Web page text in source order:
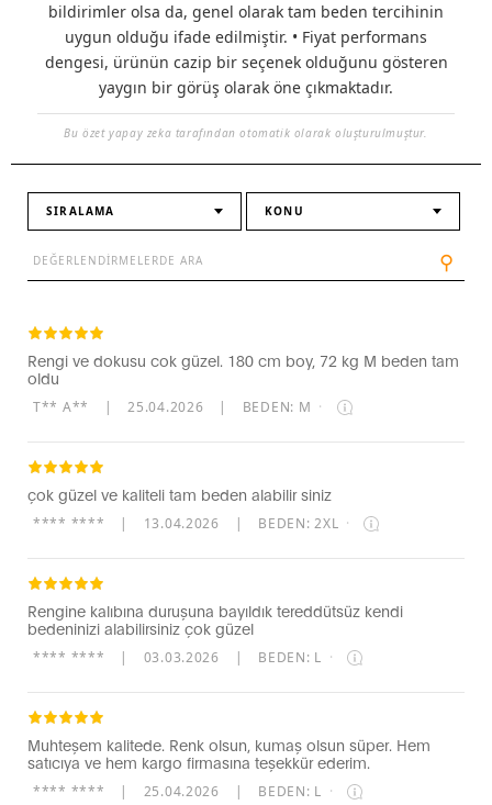
bildirimler olsa da, genel olarak tam beden tercihinin
uygun olduğu ifade edilmiştir. • Fiyat performans
dengesi, ürünün cazip bir seçenek olduğunu gösteren
yaygın bir görüş olarak öne çıkmaktadır.
Bu özet yapay zeka tarafından otomatik olarak oluşturulmuştur.
SIRALAMA KONU
⚲
Rengi ve dokusu cok güzel. 180 cm boy, 72 kg M beden tam
oldu
T** A** | 25.04.2026 | BEDEN: M ·
çok güzel ve kaliteli tam beden alabilir siniz
**** **** | 13.04.2026 | BEDEN: 2XL ·
Rengine kalıbına duruşuna bayıldık tereddütsüz kendi
bedeninizi alabilirsiniz çok güzel
**** **** | 03.03.2026 | BEDEN: L ·
Muhteşem kalitede. Renk olsun, kumaş olsun süper. Hem
satıcıya ve hem kargo firmasına teşekkür ederim.
**** **** | 25.04.2026 | BEDEN: L ·